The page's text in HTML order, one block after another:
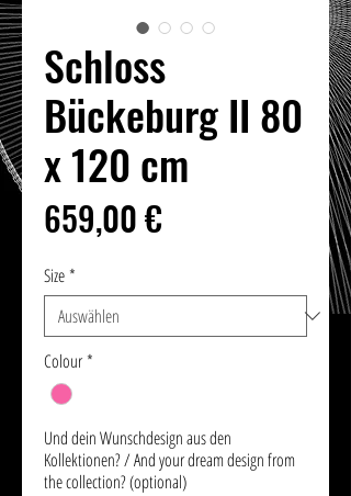
Schloss
Bückeburg II 80
x 120 cm
659,00 €Preis
Size*
Colour*
Und dein Wunschdesign aus den
Kollektionen? / And your dream design from
the collection? (optional)